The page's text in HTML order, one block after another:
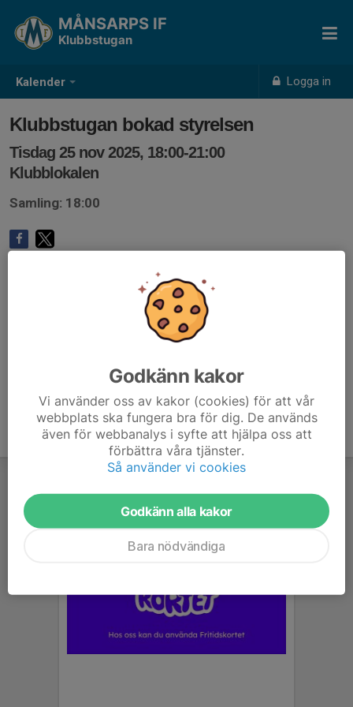
Kalender Logga in
MÅNSARPS IF
Klubbstugan
Klubbstugan bokad styrelsen
Tisdag 25 nov 2025, 18:00-21:00
Klubblokalen
Samling: 18:00
Godkänn kakor
Vi använder oss av kakor (cookies) för att vår
webbplats ska fungera bra för dig. De används
även för webbanalys i syfte att hjälpa oss att
förbättra våra tjänster.
Så använder vi cookies
Godkänn alla kakor
Bara nödvändiga